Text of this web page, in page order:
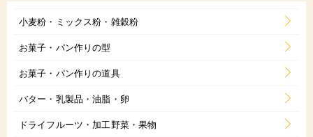
小麦粉・ミックス粉・雑穀粉
お菓子・パン作りの型
お菓子・パン作りの道具
バター・乳製品・油脂・卵
ドライフルーツ・加工野菜・果物